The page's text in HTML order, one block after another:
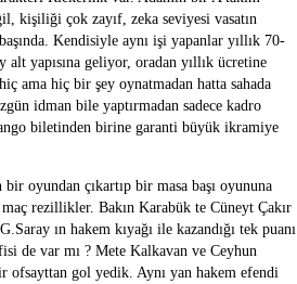
kişiliği çok zayıf, zeka seviyesi vasatın
Kendisiyle aynı işi yapanlar yıllık 70-
yapısına geliyor, oradan yıllık ücretine
ama hiç bir şey oynatmadan hatta sahada
idman bile yaptırmadan sadece kadro
biletinden birine garanti büyük ikramiye
oyundan çıkartıp bir masa başı oyununa
rezillikler. Bakın Karabük te Cüneyt Çakır
ın hakem kıyağı ile kazandığı tek puanı
de var mı ? Mete Kalkavan ve Ceyhun
ofsayttan gol yedik. Aynı yan hakem efendi